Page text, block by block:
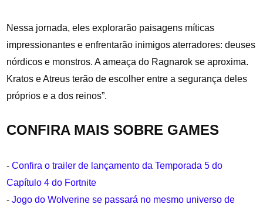
Nessa jornada, eles explorarão paisagens míticas
impressionantes e enfrentarão inimigos aterradores: deuses
nórdicos e monstros. A ameaça do Ragnarok se aproxima.
Kratos e Atreus terão de escolher entre a segurança deles
próprios e a dos reinos”.
CONFIRA MAIS SOBRE GAMES
-Confira o trailer de lançamento da Temporada 5 do
Capítulo 4 do Fortnite
-Jogo do Wolverine se passará no mesmo universo de